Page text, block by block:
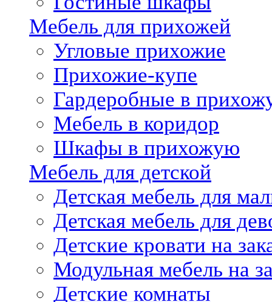
Мебель для прихожей
Угловые прихожие
Прихожие-купе
Гардеробные в
Мебель в коридор
Шкафы в прихожую
Мебель для детской
Детская мебель для
Детская мебель для
Детские кровати на
Модульная мебель на
Детские комнаты